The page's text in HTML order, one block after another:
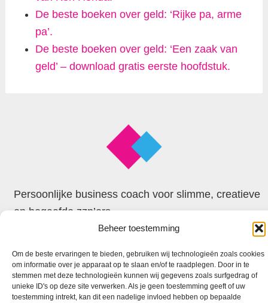
Beheer toestemming
Om de beste ervaringen te bieden, gebruiken wij technologieën zoals cookies
om informatie over je apparaat op te slaan en/of te raadplegen. Door in te
stemmen met deze technologieën kunnen wij gegevens zoals surfgedrag of
unieke ID's op deze site verwerken. Als je geen toestemming geeft of uw
toestemming intrekt, kan dit een nadelige invloed hebben op bepaalde
De beste boeken over geld: ‘Rijke pa, arme
pa’.
De beste boeken over geld: ‘Een zaak van
geld’ – download gratis eerste hoofdstuk.
Persoonlijke business coach voor slimme, creatieve
en begaafde zzp’ers
© 2026 Faxion